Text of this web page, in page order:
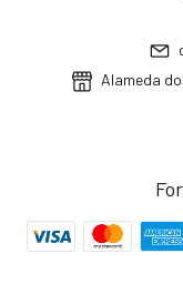
Alameda